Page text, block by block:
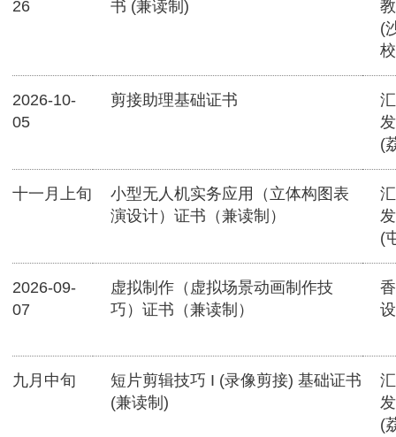
26
书 (兼读制)
(
2026-10-
05
剪接助理基础证书
(
十一月上旬
小型无人机实务应用（立体构图表
演设计）证书（兼读制）
(
2026-09-
07
虚拟制作（虚拟场景动画制作技
巧）证书（兼读制）
九月中旬
短片剪辑技巧 I (录像剪接) 基础证书
(兼读制)
(